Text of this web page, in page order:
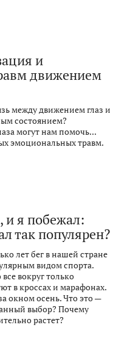
и
движением
между движением глаз и
состоянием?
могут нам помочь...
эмоциональных травм.
и я побежал:
так популярен?
лет бег в нашей стране
видом спорта.
вокруг только
в кроссах и марафонах.
окном осень. Что это —
выбор? Почему
растет?